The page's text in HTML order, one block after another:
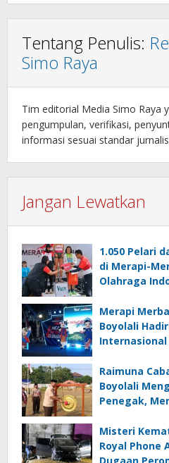
Tentang Penulis:
Simo Raya
Tim editorial Media Simo Raya
pengumpulan, verifikasi,
informasi sesuai standar
Jangan Lewatkan
1.050 Pelari
di Merapi-
Olahraga
Merapi
Boyolali
Raimuna
Boyolali
Penegak,
Misteri
Royal Phone